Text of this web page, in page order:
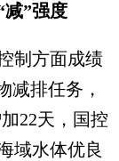
”强度
制方面成绩
减排任务，
22天，国控
域水体优良